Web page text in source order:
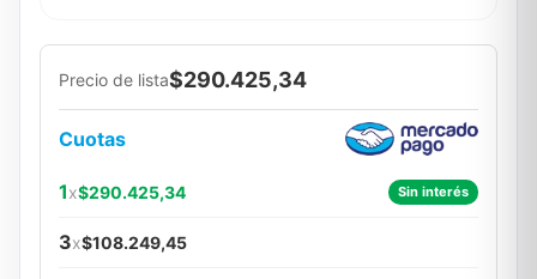
Precio de lista$290.425,34
Cuotas
1x$290.425,34 Sin interés
3x$108.249,45